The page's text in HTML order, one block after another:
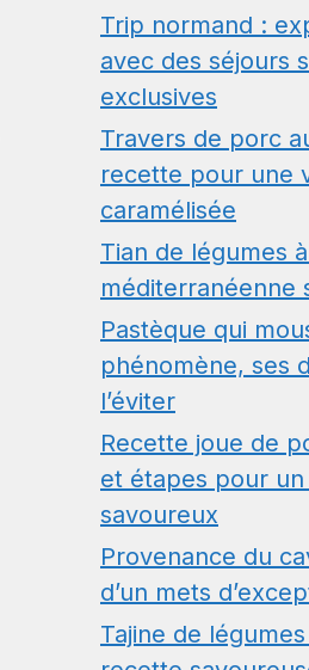
Trip normand :
avec des séjours
exclusives
Travers de porc
recette pour une
caramélisée
Tian de légumes
méditerranéenne
Pastèque qui
phénomène, ses
l’éviter
Recette joue de
et étapes pour
savoureux
Provenance du
d’un mets
Tajine de